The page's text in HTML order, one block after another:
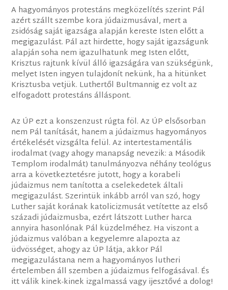
A hagyományos protestáns megközelítés szerint Pál
azért szállt szembe kora júdaizmusával, mert a
zsidóság saját igazsága alapján kereste Isten előtt a
megigazulást. Pál azt hirdette, hogy saját igazságunk
alapján soha nem igazulhatunk meg Isten előtt,
Krisztus rajtunk kívül álló igazságára van szükségünk,
melyet Isten ingyen tulajdonít nekünk, ha a hitünket
Krisztusba vetjük. Luthertől Bultmannig ez volt az
elfogadott protestáns álláspont.
Az ÚP ezt a konszenzust rúgta föl. Az ÚP elsősorban
nem Pál tanítását, hanem a júdaizmus hagyományos
értékelését vizsgálta felül. Az intertestamentális
irodalmat (vagy ahogy manapság nevezik: a Második
Templom irodalmát) tanulmányozva néhány teológus
arra a következtetésre jutott, hogy a korabeli
júdaizmus nem tanította a cselekedetek általi
megigazulást. Szerintük inkább arról van szó, hogy
Luther saját korának katolicizmusát vetítette az első
századi júdaizmusba, ezért látszott Luther harca
annyira hasonlónak Pál küzdelméhez. Ha viszont a
júdaizmus valóban a kegyelemre alapozta az
üdvösséget, ahogy az ÚP látja, akkor Pál
megigazulástana nem a hagyományos lutheri
értelemben áll szemben a júdaizmus felfogásával. És
itt válik kinek-kinek izgalmassá vagy ijesztővé a dolog!